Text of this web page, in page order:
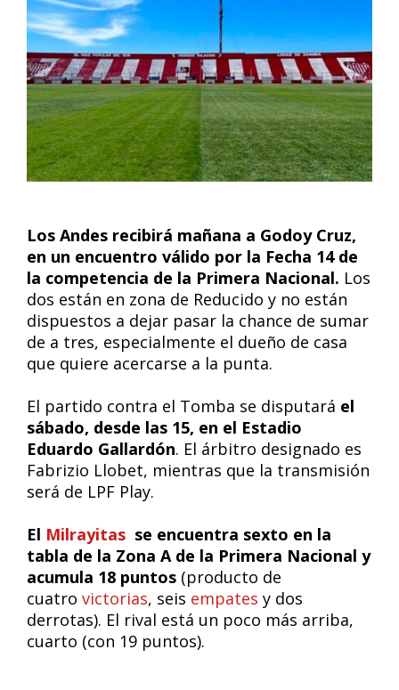
Los Andes recibirá mañana a Godoy Cruz,
en un encuentro válido por la Fecha 14 de
la competencia de la Primera Nacional. Los
dos están en zona de Reducido y no están
dispuestos a dejar pasar la chance de sumar
de a tres, especialmente el dueño de casa
que quiere acercarse a la punta.
El partido contra el Tomba se disputará el
sábado, desde las 15, en el Estadio
Eduardo Gallardón. El árbitro designado es
Fabrizio Llobet, mientras que la transmisión
será de LPF Play.
El Milrayitas se encuentra sexto en la
tabla de la Zona A de la Primera Nacional y
acumula 18 puntos (producto de
cuatro victorias, seis empates y dos
derrotas). El rival está un poco más arriba,
cuarto (con 19 puntos).